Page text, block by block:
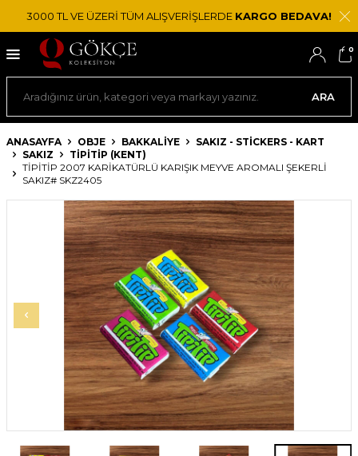
3000 TL VE ÜZERİ TÜM ALIŞVERİŞLERDE KARGO BEDAVA!
ARA
0
ANASAYFA OBJE BAKKALIYE
SAKIZ - STICKERS - KART
SAKIZ
TIPITIP (KENT)
TIPITIP 2007 KARIKATÜRLÜ KARIŞIK MEYVE AROMALI ŞEKERLI
SAKIZ# SKZ2405